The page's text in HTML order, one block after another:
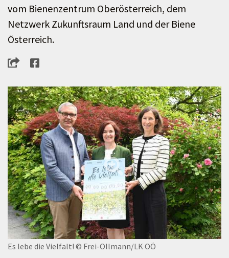
vom Bienenzentrum Oberösterreich, dem
Netzwerk Zukunftsraum Land und der Biene
Österreich.
Es lebe die Vielfalt! © Frei-Ollmann/LK OÖ